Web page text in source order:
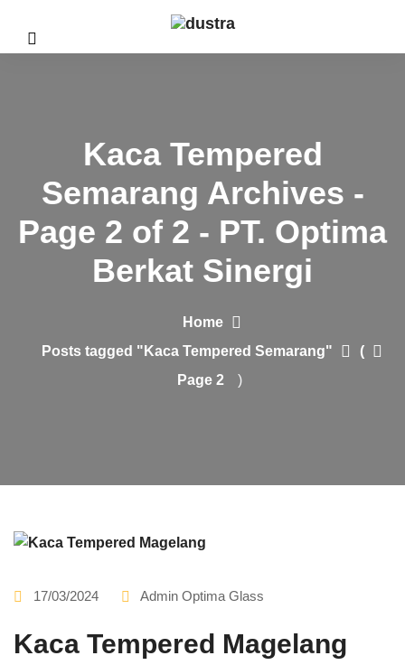
Kaca Tempered
Semarang Archives -
Page 2 of 2 - PT. Optima
Berkat Sinergi
Home
Posts tagged "Kaca Tempered Semarang"
(
Page 2
)
17/03/2024 Admin Optima Glass
Kaca Tempered Magelang